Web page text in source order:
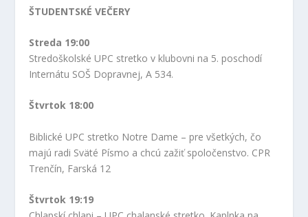
ŠTUDENTSKÉ VEČERY
Streda 19:00
Stredoškolské UPC stretko v klubovni na 5. poschodí
Internátu SOŠ Dopravnej, A 534.
Štvrtok 18:00
Biblické UPC stretko Notre Dame – pre všetkých, čo
majú radi Sväté Písmo a chcú zažiť spoločenstvo. CPR
Trenčín, Farská 12
Štvrtok 19:19